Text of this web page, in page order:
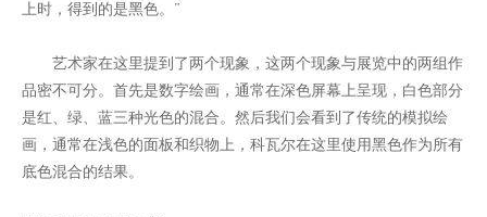
上时，得到的是黑色。”
艺术家在这里提到了两个现象，这两个现象与展览中的两组作
品密不可分。首先是数字绘画，通常在深色屏幕上呈现，白色部分
是红、绿、蓝三种光色的混合。然后我们会看到了传统的模拟绘
画，通常在浅色的面板和织物上，科瓦尔在这里使用黑色作为所有
底色混合的结果。